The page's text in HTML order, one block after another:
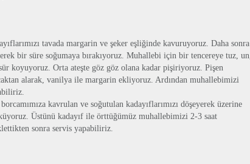
tavada margarin ve şeker eşliğinde kavuruyoruz. Daha sonra
bir süre soğumaya bırakıyoruz. Muhallebi için bir tencereye tuz, un,
koyuyoruz. Orta ateşte göz göz olana kadar pişiriyoruz. Pişen
alarak, vanilya ile margarin ekliyoruz. Ardından muhallebimizi
kavrulan ve soğutulan kadayıflarımızı döşeyerek üzerine
Üstünü kadayıf ile örttüğümüz muhallebimizi 2-3 saat
sonra servis yapabiliriz.